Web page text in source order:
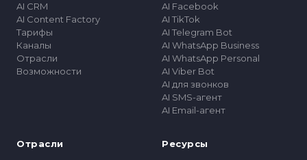
AI CRM
AI Content Factory
Тарифы
Каналы
Отрасли
Возможности
AI Facebook
AI TikTok
AI Telegram Bot
AI WhatsApp Business
AI WhatsApp Personal
AI Viber Bot
AI для звонков
AI SMS-агент
AI Email-агент
Отрасли Ресурсы